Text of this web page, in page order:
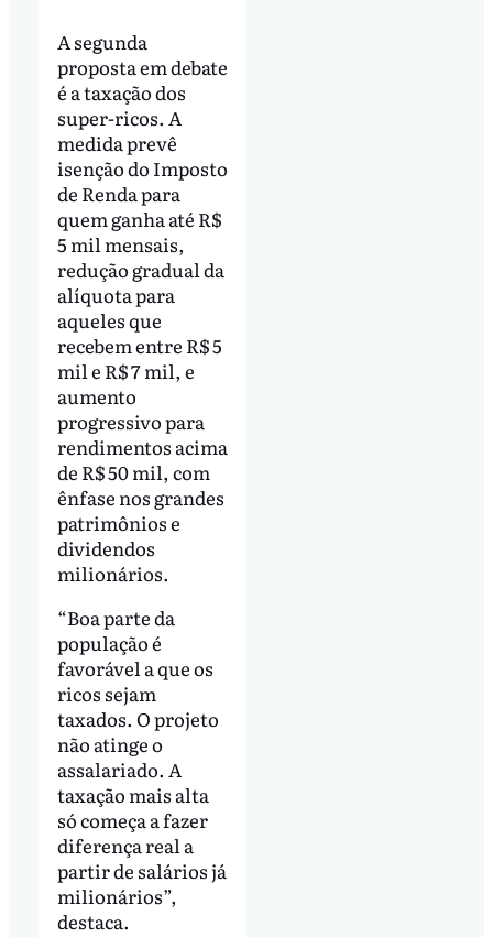
A segunda
proposta em debate
é a taxação dos
super-ricos. A
medida prevê
isenção do Imposto
de Renda para
quem ganha até R$
5 mil mensais,
redução gradual da
alíquota para
aqueles que
recebem entre R$ 5
mil e R$ 7 mil, e
aumento
progressivo para
rendimentos acima
de R$ 50 mil, com
ênfase nos grandes
patrimônios e
dividendos
milionários.
“Boa parte da
população é
favorável a que os
ricos sejam
taxados. O projeto
não atinge o
assalariado. A
taxação mais alta
só começa a fazer
diferença real a
partir de salários já
milionários”,
destaca.